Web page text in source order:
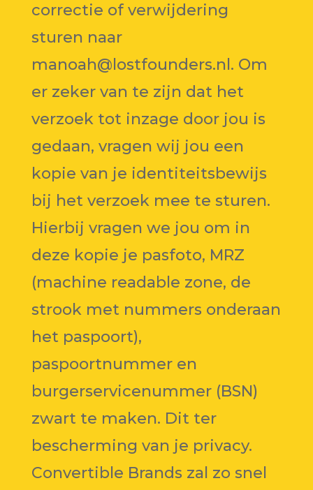
correctie of verwijdering
sturen naar
manoah@lostfounders.nl. Om
er zeker van te zijn dat het
verzoek tot inzage door jou is
gedaan, vragen wij jou een
kopie van je identiteitsbewijs
bij het verzoek mee te sturen.
Hierbij vragen we jou om in
deze kopie je pasfoto, MRZ
(machine readable zone, de
strook met nummers onderaan
het paspoort),
paspoortnummer en
burgerservicenummer (BSN)
zwart te maken. Dit ter
bescherming van je privacy.
Convertible Brands zal zo snel